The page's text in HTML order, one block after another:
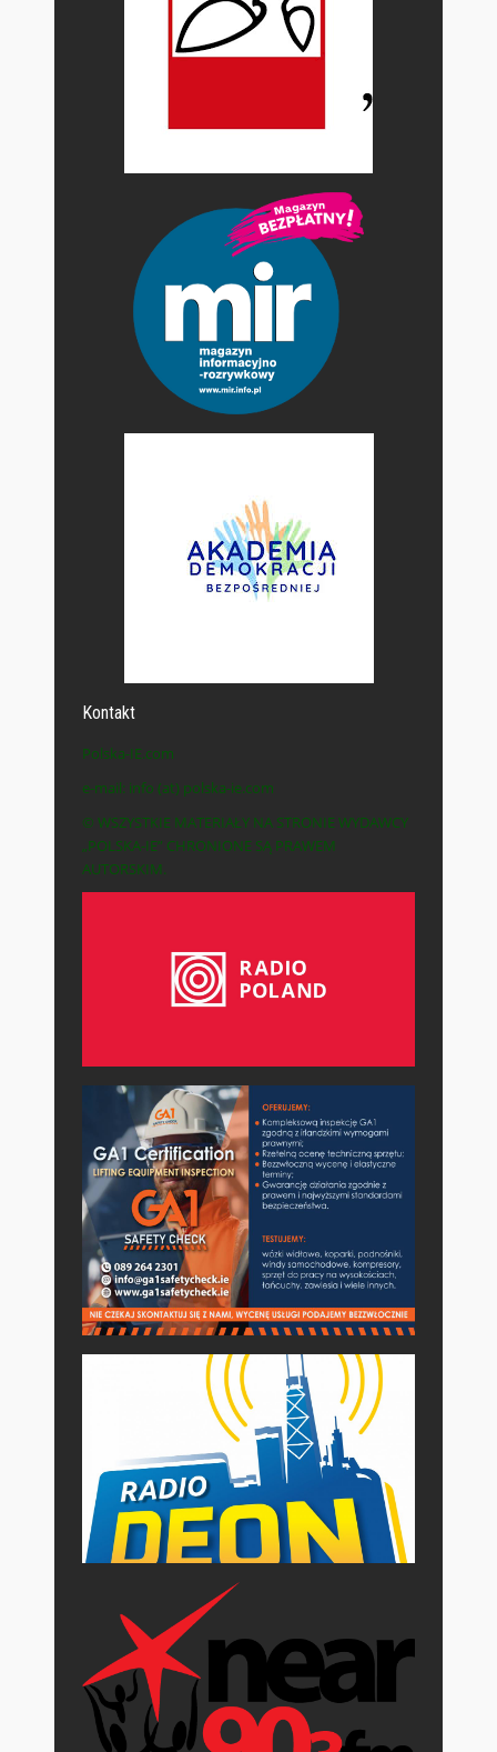
Kontakt
Polska-IE.com
e-mail: info (at) polska-ie.com
© WSZYSTKIE MATERIAŁY NA STRONIE WYDAWCY
„POLSKA-IE” CHRONIONE SĄ PRAWEM
AUTORSKIM.